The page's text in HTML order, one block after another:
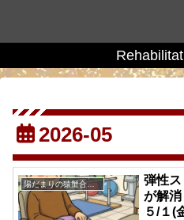
2026-05
陽だまりの猿蟹合戦の庭に
弾性
が解
５/１(